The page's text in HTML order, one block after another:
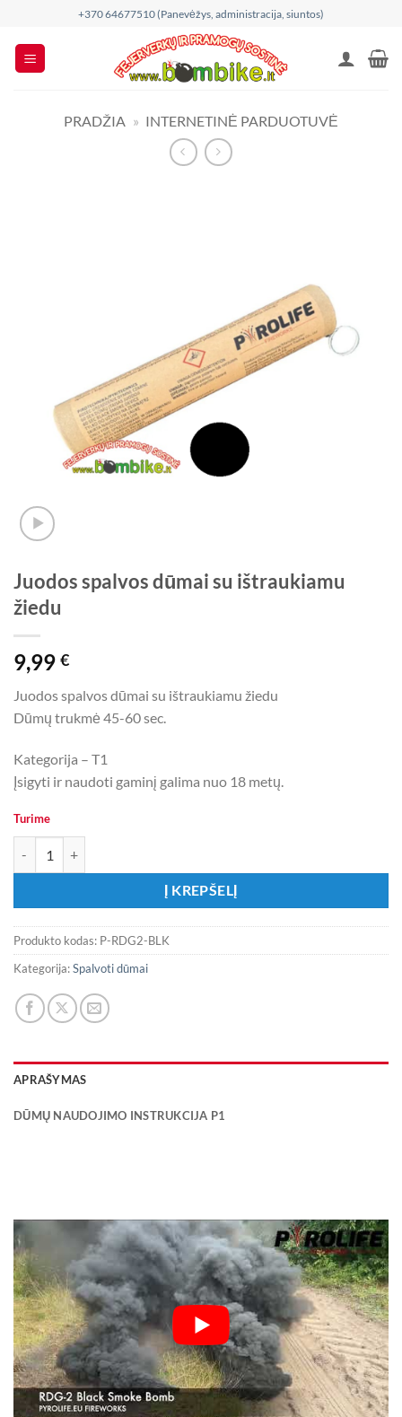
content
+370 64677510 (Panevėžys, administracija, siuntos)
PRADŽIA » INTERNETINĖ PARDUOTUVĖ
Juodos spalvos dūmai su ištraukiamu
žiedu
9,99 €
Juodos spalvos dūmai su ištraukiamu žiedu
Dūmų trukmė 45-60 sec.
Kategorija – T1
Įsigyti ir naudoti gaminį galima nuo 18 metų.
Turime
Į KREPŠELĮ
Produkto kodas: P-RDG2-BLK
Kategorija:Spalvoti dūmai
APRAŠYMAS
DŪMŲ NAUDOJIMO INSTRUKCIJA P1